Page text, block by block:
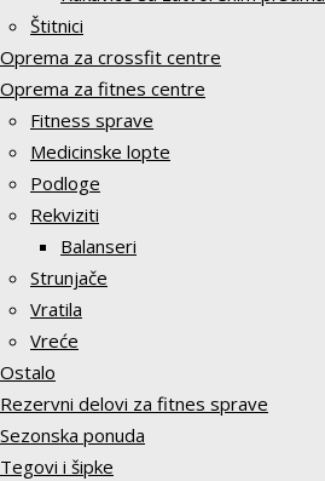
Štitnici
Oprema za crossfit centre
Oprema za fitnes centre
Fitness sprave
Medicinske lopte
Podloge
Rekviziti
Balanseri
Strunjače
Vratila
Vreće
Ostalo
Rezervni delovi za fitnes sprave
Sezonska ponuda
Tegovi i šipke